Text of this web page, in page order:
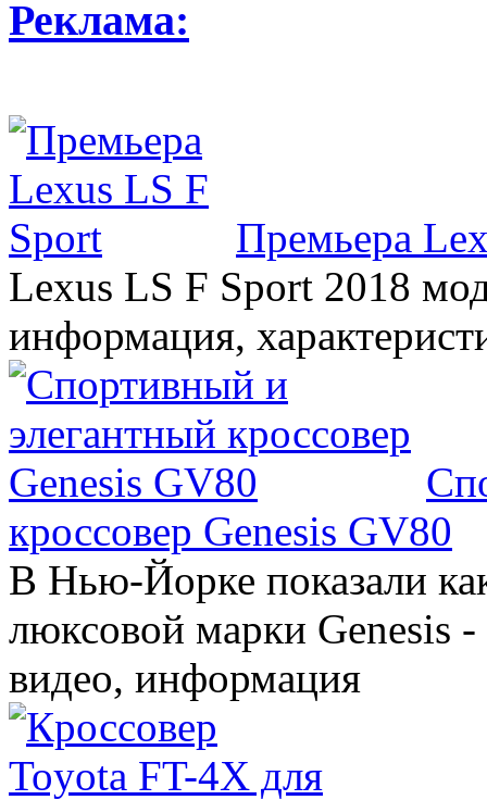
Реклама:
Премьера
Lexus LS F Sport 2018
информация,
кроссовер Genesis GV80
В Нью-Йорке показали
люксовой марки Genesis
видео, информация